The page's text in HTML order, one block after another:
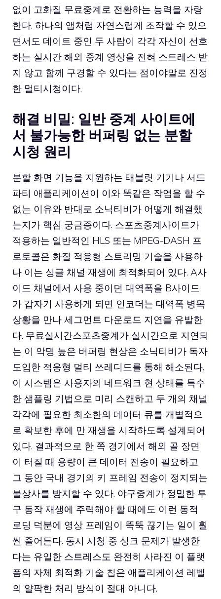
없이 고화질 무료중계로 전환하는 능력을 자랑
한다. 하나의 앱처럼 자연스럽게 조작할 수 있으
면서도 데이트 중인 두 사람이 각각 자신이 선호
하는 실시간 해외 중계 영상을 전혀 스트레스 받
지 않고 함께 구경할 수 있다는 점이야말로 진정
한 멀티시청이다.
해결 비밀: 일반 중계 사이트에
서 불가능한 버퍼링 없는 분할
시청 원리
분할 화면 기능을 지원하는 태블릿 기기나 서드
파티 애플리케이션이 이와 똑같은 작업을 할 수
없는 이유와 반대로 소닉티비가 어떻게 해결했
는지가 핵심 궁금증이다. 스포츠중계사이트가
적용하는 일반적인 HLS 또는 MPEG-DASH 프
로토콜은 화질 적응형 스트리밍 기술을 사용하
나 이는 싱글 채널 재생에 최적화되어 있다. A사
이드 채널에서 사용 중이던 대역폭을 B사이드
가 갑자기 사용하게 되면 인코더는 대역폭 병목
상황을 만나 세그먼트 다운로드 지연을 유발한
다. 무료실시간스포츠중계가 실시간으로 지연되
는 이 악명 높은 버퍼링 현상은 소닉티비가 독자
도입한 적응형 멀티 쓰레디드를 통해 해소된다.
이 시스템은 사용자의 네트워크 현 상태를 특수
한 샘플링 기법으로 미리 스캔하고 두 개의 채널
각각에 필요한 최소한의 데이터 큐를 개별적으
로 확보한 후에 만 재생을 시작하도록 설계되어
있다. 결과적으로 한 쪽 경기에서 해외 골 장면
이 터질 때 용량이 큰 데이터 전송이 필요하고
그 동안 국내 경기의 키 프레임 전송이 정지되는
불상사를 방지할 수 있다. 야구중계가 정밀한 투
구 동작 재생에 주력해야 할 때에도 이런 동적
로딩 덕분에 영상 프레임이 뚝뚝 끊기는 일이 훨
씬 줄어든다. 동시 시청 중 싱크 문제가 발생한
다는 유일한 스트레스도 완전히 사라진 이 플랫
폼의 자체 최적화 기술 칩은 애플리케이션 레벨
의 얄팍한 처리 방식이 절대 아니다.